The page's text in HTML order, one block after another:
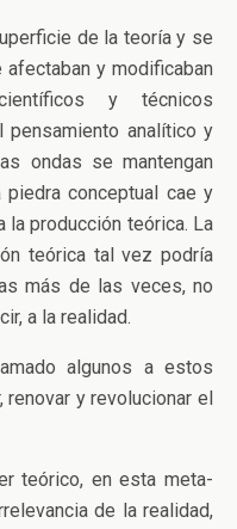
de la teoría y se
y modificaban
y técnicos
pensamiento analítico y
ondas se mantengan
conceptual cae y
la producción teórica. La
teórica tal vez podría
más de las veces, no
a la realidad.
algunos a estos
y revolucionar el
teórico, en esta meta-
de la realidad,